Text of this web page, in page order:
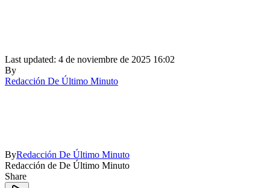
Last updated: 4 de noviembre de 2025 16:02
By
Redacción De Último Minuto
ByRedacción De Último Minuto
Redacción de De Último Minuto
Share